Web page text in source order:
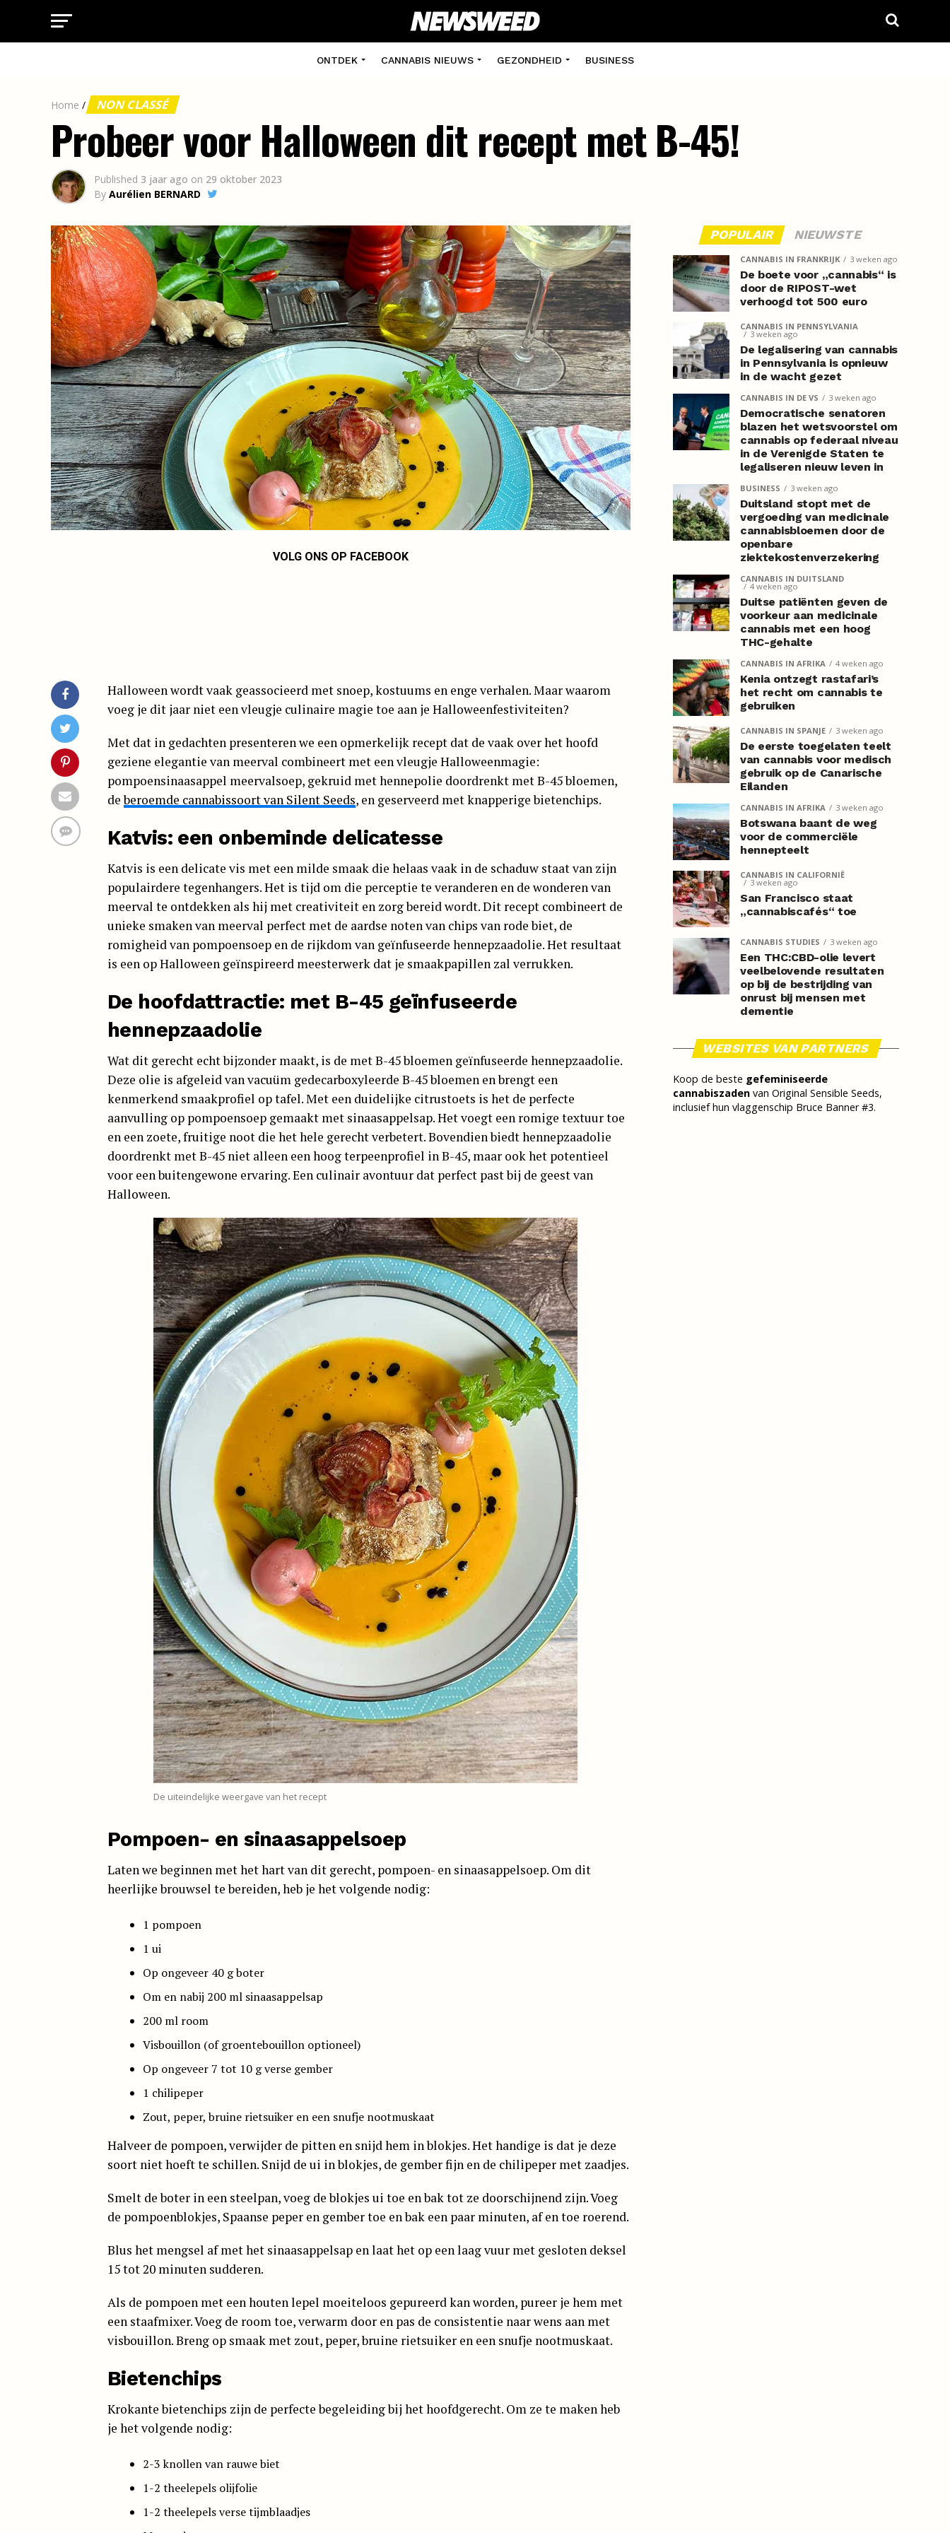
ONTDEK CANNABIS NIEUWS GEZONDHEID BUSINESS
Home / NON CLASSÉ
Probeer voor Halloween dit recept met B-45!
Published 3 jaar ago on 29 oktober 2023
By Aurélien BERNARD
VOLG ONS OP FACEBOOK
Halloween wordt vaak geassocieerd met snoep, kostuums en enge verhalen. Maar waarom
voeg je dit jaar niet een vleugje culinaire magie toe aan je Halloweenfestiviteiten?
Met dat in gedachten presenteren we een opmerkelijk recept dat de vaak over het hoofd
geziene elegantie van meerval combineert met een vleugje Halloweenmagie:
pompoensinaasappel meervalsoep, gekruid met hennepolie doordrenkt met B-45 bloemen,
deberoemde cannabissoort van Silent Seeds, en geserveerd met knapperige bietenchips.
Katvis: een onbeminde delicatesse
Katvis is een delicate vis met een milde smaak die helaas vaak in de schaduw staat van zijn
populairdere tegenhangers. Het is tijd om die perceptie te veranderen en de wonderen van
meerval te ontdekken als hij met creativiteit en zorg bereid wordt. Dit recept combineert de
unieke smaken van meerval perfect met de aardse noten van chips van rode biet, de
romigheid van pompoensoep en de rijkdom van geïnfuseerde hennepzaadolie. Het resultaat
is een op Halloween geïnspireerd meesterwerk dat je smaakpapillen zal verrukken.
De hoofdattractie: met B-45 geïnfuseerde
hennepzaadolie
Wat dit gerecht echt bijzonder maakt, is de met B-45 bloemen geïnfuseerde hennepzaadolie.
Deze olie is afgeleid van vacuüm gedecarboxyleerde B-45 bloemen en brengt een
kenmerkend smaakprofiel op tafel. Met een duidelijke citrustoets is het de perfecte
aanvulling op pompoensoep gemaakt met sinaasappelsap. Het voegt een romige textuur toe
en een zoete, fruitige noot die het hele gerecht verbetert. Bovendien biedt hennepzaadolie
doordrenkt met B-45 niet alleen een hoog terpeenprofiel in B-45, maar ook het potentieel
voor een buitengewone ervaring. Een culinair avontuur dat perfect past bij de geest van
Halloween.
De uiteindelijke weergave van het recept
Pompoen- en sinaasappelsoep
Laten we beginnen met het hart van dit gerecht, pompoen- en sinaasappelsoep. Om dit
heerlijke brouwsel te bereiden, heb je het volgende nodig:
1 pompoen
1 ui
Op ongeveer 40 g boter
Om en nabij 200 ml sinaasappelsap
200 ml room
Visbouillon (of groentebouillon optioneel)
Op ongeveer 7 tot 10 g verse gember
1 chilipeper
Zout, peper, bruine rietsuiker en een snufje nootmuskaat
Halveer de pompoen, verwijder de pitten en snijd hem in blokjes. Het handige is dat je deze
soort niet hoeft te schillen. Snijd de ui in blokjes, de gember fijn en de chilipeper met zaadjes.
Smelt de boter in een steelpan, voeg de blokjes ui toe en bak tot ze doorschijnend zijn. Voeg
de pompoenblokjes, Spaanse peper en gember toe en bak een paar minuten, af en toe roerend.
Blus het mengsel af met het sinaasappelsap en laat het op een laag vuur met gesloten deksel
15 tot 20 minuten sudderen.
Als de pompoen met een houten lepel moeiteloos gepureerd kan worden, pureer je hem met
een staafmixer. Voeg de room toe, verwarm door en pas de consistentie naar wens aan met
visbouillon. Breng op smaak met zout, peper, bruine rietsuiker en een snufje nootmuskaat.
Bietenchips
Krokante bietenchips zijn de perfecte begeleiding bij het hoofdgerecht. Om ze te maken heb
je het volgende nodig:
2-3 knollen van rauwe biet
1-2 theelepels olijfolie
1-2 theelepels verse tijmblaadjes
POPULAIR NIEUWSTE
CANNABIS IN FRANKRIJK 3 weken ago
De boete voor „cannabis“ is
door de RIPOST-wet
verhoogd tot 500 euro
CANNABIS IN PENNSYLVANIA
3 weken ago
De legalisering van cannabis
in Pennsylvania is opnieuw
in de wacht gezet
CANNABIS IN DE VS 3 weken ago
Democratische senatoren
blazen het wetsvoorstel om
cannabis op federaal niveau
in de Verenigde Staten te
legaliseren nieuw leven in
BUSINESS 3 weken ago
Duitsland stopt met de
vergoeding van medicinale
cannabisbloemen door de
openbare
ziektekostenverzekering
CANNABIS IN DUITSLAND
4 weken ago
Duitse patiënten geven de
voorkeur aan medicinale
cannabis met een hoog
THC-gehalte
CANNABIS IN AFRIKA 4 weken ago
Kenia ontzegt rastafari’s
het recht om cannabis te
gebruiken
CANNABIS IN SPANJE 3 weken ago
De eerste toegelaten teelt
van cannabis voor medisch
gebruik op de Canarische
Eilanden
CANNABIS IN AFRIKA 3 weken ago
Botswana baant de weg
voor de commerciële
hennepteelt
CANNABIS IN CALIFORNIË
3 weken ago
San Francisco staat
„cannabiscafés“ toe
CANNABIS STUDIES 3 weken ago
Een THC:CBD-olie levert
veelbelovende resultaten
op bij de bestrijding van
onrust bij mensen met
dementie
WEBSITES VAN PARTNERS
Koop de beste gefeminiseerde
cannabiszaden van Original Sensible Seeds,
inclusief hun vlaggenschip Bruce Banner #3.